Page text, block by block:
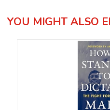
YOU MIGHT ALSO